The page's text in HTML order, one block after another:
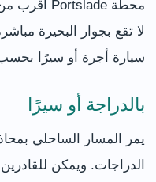
لا تقع بجوار البحيرة
سيارة أجرة أو سيرًا
بالدراجة أو سيرًا
يمر المسار الساحلي
الدراجات. ويمكن